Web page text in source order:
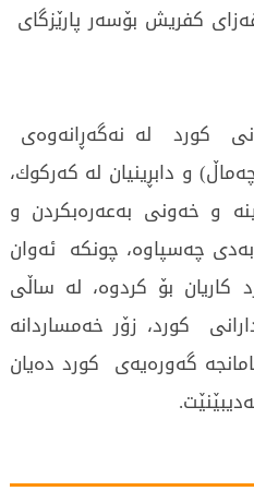
كفریش بۆسه‌ر پارێزگای‌
كورد له‌ نه‌گه‌ڕانه‌وه‌ی‌
و دابڕینیان له‌ كه‌ركوك،
و خه‌ونی‌ به‌عه‌ره‌بكردن و
چه‌سپاوه‌، چونكه‌ ئه‌وان
كاریان بۆ كردوه‌، له‌ ساڵی‌
كورد، زۆر خه‌مساردانه‌
گه‌وره‌یه‌ی‌ كورد ده‌یان